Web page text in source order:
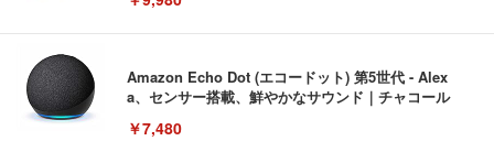
Amazon Echo Dot (エコードット) 第5世代 - Alex
a、センサー搭載、鮮やかなサウンド｜チャコール
￥7,480